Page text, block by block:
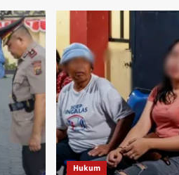
Jadi
Momentum
Melestarikan
dan
Mempererat
Persatuan
Warga
Hukum